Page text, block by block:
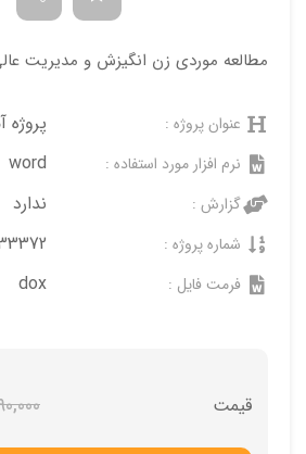
مطالعه موردی زن انگیزش و مدیریت
عنوان پروژه : پروژه
نرم افزار مورد استفاده : word
گزارش : ندارد
شماره پروژه :
فرمت فایل : dox